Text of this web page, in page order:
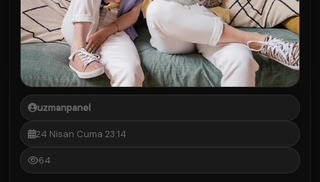
uzmanpanel
24 Nisan Cuma 23:14
64